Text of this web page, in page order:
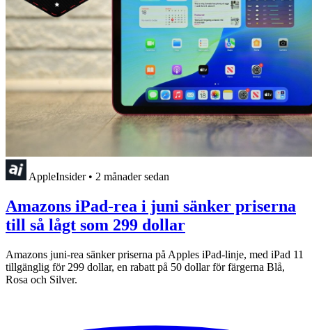
AppleInsider • 2 månader sedan
Amazons iPad-rea i juni sänker priserna
till så lågt som 299 dollar
Amazons juni-rea sänker priserna på Apples iPad-linje, med iPad 11
tillgänglig för 299 dollar, en rabatt på 50 dollar för färgerna Blå,
Rosa och Silver.